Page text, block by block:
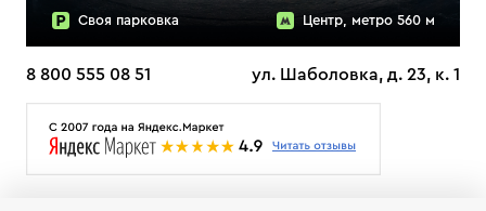
Своя парковка Центр, метро 560 м
8 800 555 08 51 ул. Шаболовка, д. 23, к. 1